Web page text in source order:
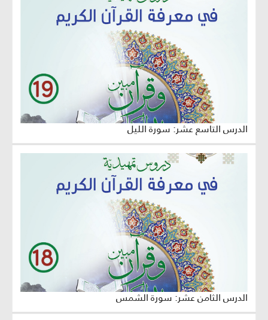
الدرس التاسع عشر: سورة الليل
الدرس الثامن عشر: سورة الشمس